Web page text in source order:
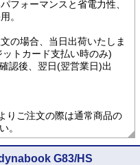
フォーマンスと省電力性、
。
の場合、当日出荷いたしま
トカード支払い時のみ)
認後、翌日(翌営業日)出
りご注文の際は通常商品の
。
G83/HS